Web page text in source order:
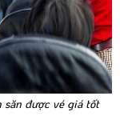
được vé giá tốt